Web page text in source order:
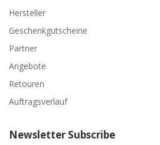
Hersteller
Geschenkgutscheine
Partner
Angebote
Retouren
Auftragsverlauf
Newsletter Subscribe